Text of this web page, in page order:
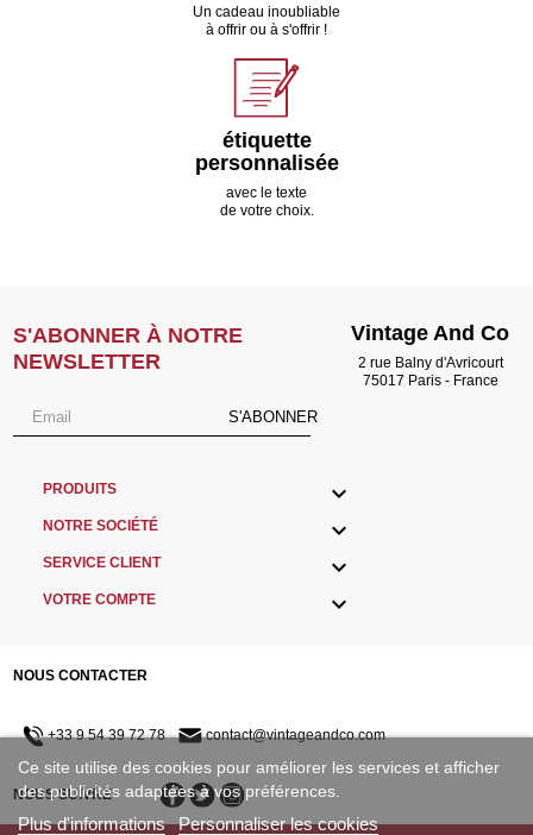
Ce site utilise des cookies pour améliorer les services et afficher
des publicités adaptées à vos préférences.
Plus d'informations Personnaliser les cookies
Un cadeau inoubliable
à offrir ou à s'offrir !
étiquette
personnalisée
avec le texte
de votre choix.
S'ABONNER À NOTRE
NEWSLETTER
S'ABONNER
PRODUITS 
NOTRE SOCIÉTÉ 
SERVICE CLIENT 
VOTRE COMPTE 
Vintage And Co
2 rue Balny d'Avricourt
75017 Paris - France
NOUS CONTACTER
+33 9 54 39 72 78 contact@vintageandco.com
NOUS SUIVRE